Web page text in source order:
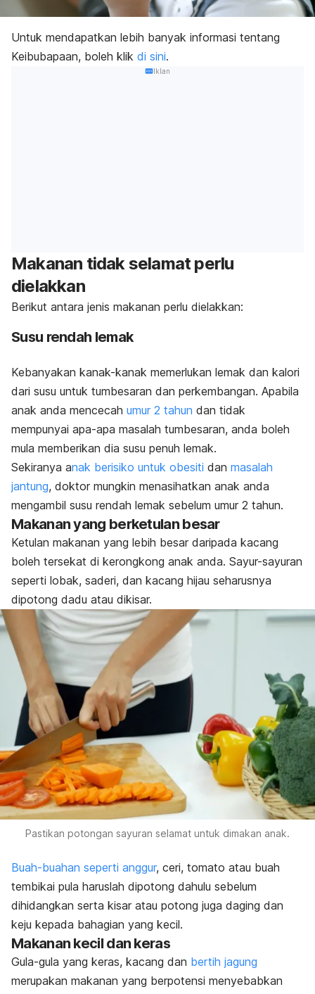
Untuk mendapatkan lebih banyak informasi tentang
Keibubapaan, boleh klik di sini.
Iklan
Makanan tidak selamat perlu
dielakkan
Berikut antara jenis makanan perlu dielakkan:
Susu rendah lemak
Kebanyakan kanak-kanak memerlukan lemak dan kalori
dari susu untuk tumbesaran dan perkembangan. Apabila
anak anda mencecah umur 2 tahun dan tidak
mempunyai apa-apa masalah tumbesaran, anda boleh
mula memberikan dia susu penuh lemak.
Sekiranya anak berisiko untuk obesiti dan masalah
jantung, doktor mungkin menasihatkan anak anda
mengambil susu rendah lemak sebelum umur 2 tahun.
Makanan yang berketulan besar
Ketulan makanan yang lebih besar daripada kacang
boleh tersekat di kerongkong anak anda. Sayur-sayuran
seperti lobak, saderi, dan kacang hijau seharusnya
dipotong dadu atau dikisar.
Pastikan potongan sayuran selamat untuk dimakan anak.
Buah-buahan seperti anggur, ceri, tomato atau buah
tembikai pula haruslah dipotong dahulu sebelum
dihidangkan serta kisar atau potong juga daging dan
keju kepada bahagian yang kecil.
Makanan kecil dan keras
Gula-gula yang keras, kacang dan bertih jagung
merupakan makanan yang berpotensi menyebabkan